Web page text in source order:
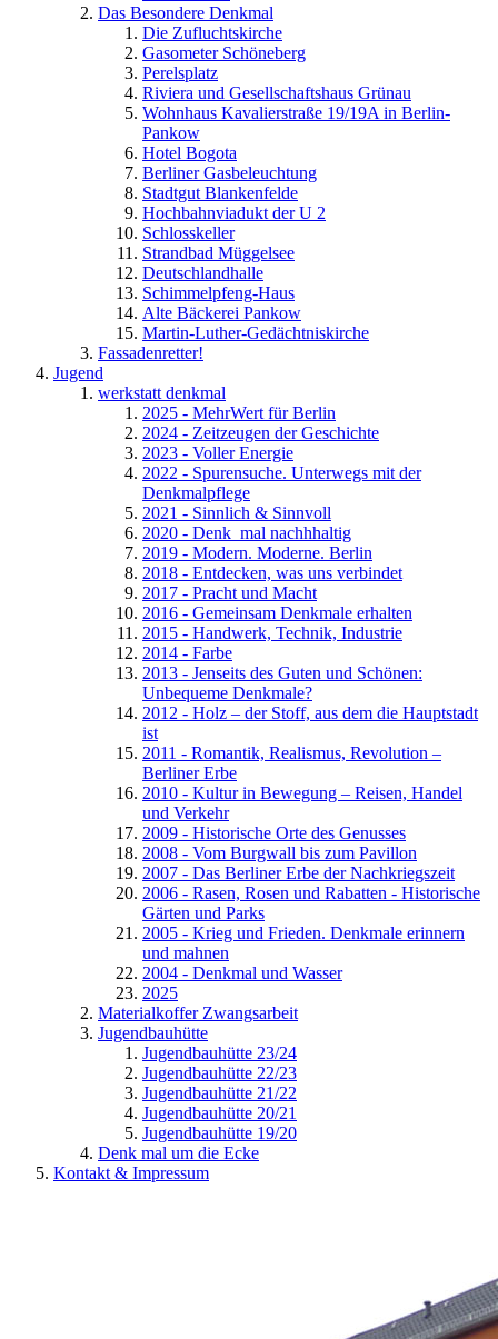
Das Besondere Denkmal
Die Zufluchtskirche
Gasometer Schöneberg
Perelsplatz
Riviera und Gesellschaftshaus Grünau
Wohnhaus Kavalierstraße 19/19A in Berlin-
Pankow
Hotel Bogota
Berliner Gasbeleuchtung
Stadtgut Blankenfelde
Hochbahnviadukt der U 2
Schlosskeller
Strandbad Müggelsee
Deutschlandhalle
Schimmelpfeng-Haus
Alte Bäckerei Pankow
Martin-Luther-Gedächtniskirche
Fassadenretter!
Jugend
werkstatt denkmal
2025 - MehrWert für Berlin
2024 - Zeitzeugen der Geschichte
2023 - Voller Energie
2022 - Spurensuche. Unterwegs mit der
Denkmalpflege
2021 - Sinnlich & Sinnvoll
2020 - Denk_mal nachhhaltig
2019 - Modern. Moderne. Berlin
2018 - Entdecken, was uns verbindet
2017 - Pracht und Macht
2016 - Gemeinsam Denkmale erhalten
2015 - Handwerk, Technik, Industrie
2014 - Farbe
2013 - Jenseits des Guten und Schönen:
Unbequeme Denkmale?
2012 - Holz – der Stoff, aus dem die Hauptstadt
ist
2011 - Romantik, Realismus, Revolution –
Berliner Erbe
2010 - Kultur in Bewegung – Reisen, Handel
und Verkehr
2009 - Historische Orte des Genusses
2008 - Vom Burgwall bis zum Pavillon
2007 - Das Berliner Erbe der Nachkriegszeit
2006 - Rasen, Rosen und Rabatten - Historische
Gärten und Parks
2005 - Krieg und Frieden. Denkmale erinnern
und mahnen
2004 - Denkmal und Wasser
2025
Materialkoffer Zwangsarbeit
Jugendbauhütte
Jugendbauhütte 23/24
Jugendbauhütte 22/23
Jugendbauhütte 21/22
Jugendbauhütte 20/21
Jugendbauhütte 19/20
Denk mal um die Ecke
Kontakt & Impressum